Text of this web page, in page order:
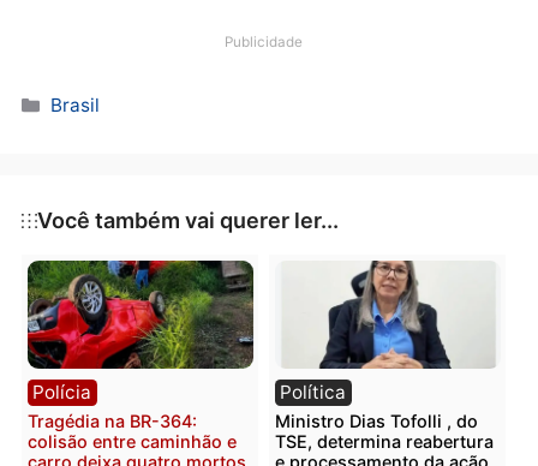
estabelecidos na MP, terão direito a continuar
Categorias
Brasil
Você também vai querer ler...